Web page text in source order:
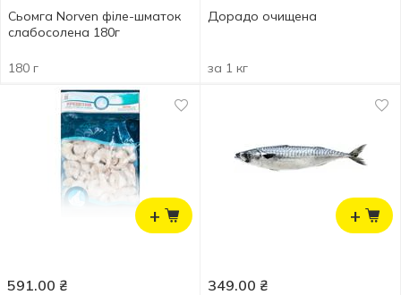
Сьомга Norven філе-шматок
слабосолена 180г
180 г
Дорадо очищена
за 1 кг
+
591.00 ₴
+
349.00 ₴